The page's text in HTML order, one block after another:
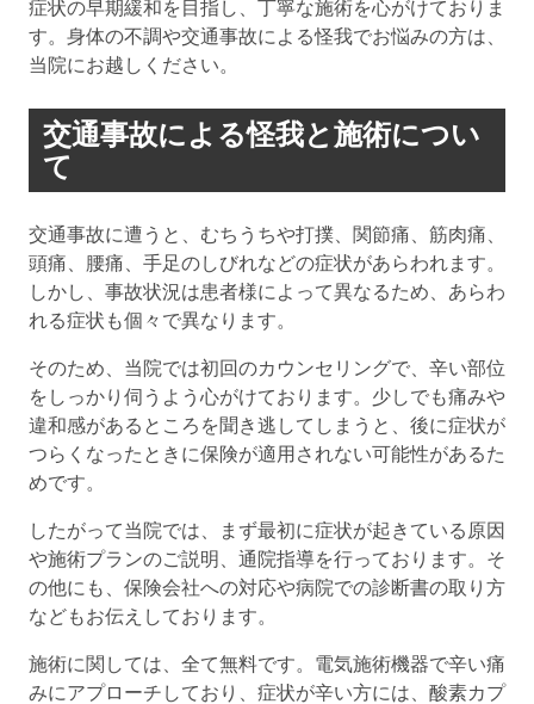
症状の早期緩和を目指し、丁寧な施術を心がけておりま
す。身体の不調や交通事故による怪我でお悩みの方は、
当院にお越しください。
交通事故による怪我と施術につい
て
交通事故に遭うと、むちうちや打撲、関節痛、筋肉痛、
頭痛、腰痛、手足のしびれなどの症状があらわれます。
しかし、事故状況は患者様によって異なるため、あらわ
れる症状も個々で異なります。
そのため、当院では初回のカウンセリングで、辛い部位
をしっかり伺うよう心がけております。少しでも痛みや
違和感があるところを聞き逃してしまうと、後に症状が
つらくなったときに保険が適用されない可能性があるた
めです。
したがって当院では、まず最初に症状が起きている原因
や施術プランのご説明、通院指導を行っております。そ
の他にも、保険会社への対応や病院での診断書の取り方
などもお伝えしております。
施術に関しては、全て無料です。電気施術機器で辛い痛
みにアプローチしており、症状が辛い方には、酸素カプ